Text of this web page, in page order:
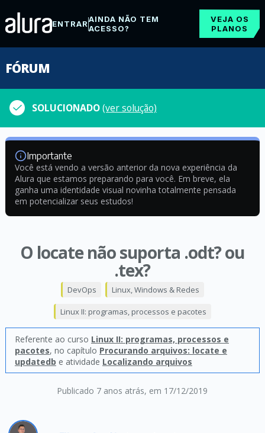
ENTRARAINDA NÃO TEM
ACESSO?
VEJA OS
PLANOS
FÓRUM
SOLUCIONADO(ver solução)
Importante
Você está vendo a versão anterior da nova experiência da
Alura que estamos preparando para você. Em breve, ela
ganha uma identidade visual novinha totalmente pensada
em potencializar seus estudos!
O locate não suporta .odt? ou
.tex?
Publicado 7 anos atrás, em 17/12/2019
DevOps Linux, Windows & Redes
Linux II: programas, processos e pacotes
Referente ao curso Linux II: programas, processos e
pacotes, no capítulo Procurando arquivos: locate e
updatedb e atividade Localizando arquivos